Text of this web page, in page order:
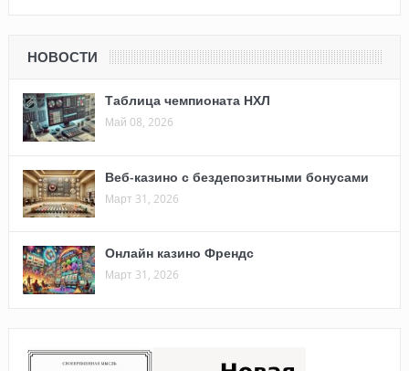
НОВОСТИ
Таблица чемпионата НХЛ
Май 08, 2026
Веб-казино с бездепозитными бонусами
Март 31, 2026
Онлайн казино Френдс
Март 31, 2026